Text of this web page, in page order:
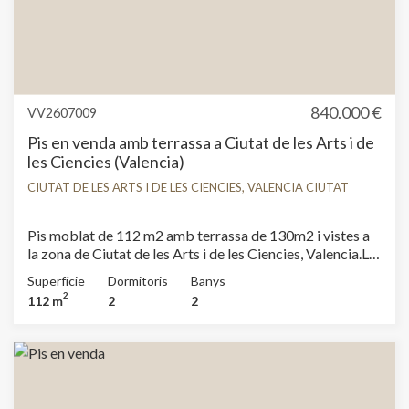
VV2607009
840.000 €
Pis en venda amb terrassa a Ciutat de les Arts i de
les Ciencies (Valencia)
CIUTAT DE LES ARTS I DE LES CIENCIES, VALENCIA CIUTAT
Pis moblat de 112 m2 amb terrassa de 130m2 i vistes a
la zona de Ciutat de les Arts i de les Ciencies, Valencia.La
gimnàs, 1 plaça d’aparcament, aire condicionat, armaris
encastats, bugaderia, balcó, pati posterior, calefacció,
Superfície
112 m2
Dormitoris
2
Banys
2